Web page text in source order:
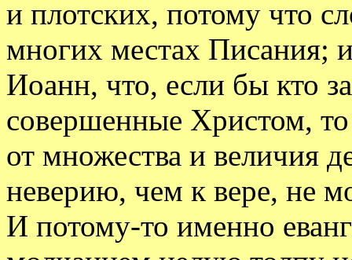
и плотских, потому что
многих местах Писания;
Иоанн, что, если бы кто
совершенные Христом,
от множества и величия
неверию, чем к вере, не
И потому-то именно